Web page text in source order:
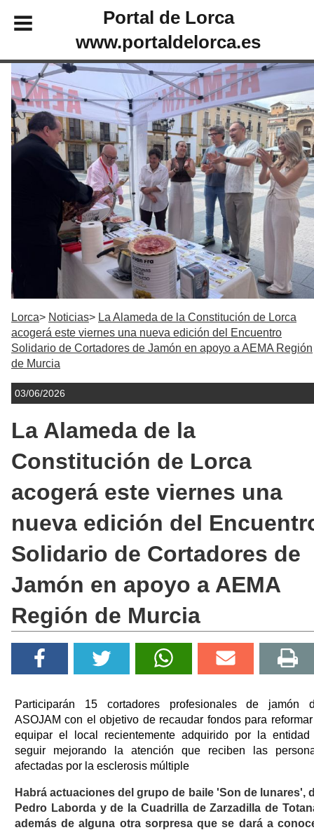
Portal de Lorca
www.portaldelorca.es
Lorca Noticias
La Alameda de la Constitución de Lorca
acogerá este viernes una nueva edición del Encuentro
Solidario de Cortadores de Jamón en apoyo a AEMA Región
de Murcia
03/06/2026
La Alameda de la
Constitución de Lorca
acogerá este viernes una
nueva edición del
Solidario de Cortadores de
Jamón en apoyo a AEMA
Región de Murcia
Participarán 15 cortadores profesionales de jamón
ASOJAM con el objetivo de recaudar fondos para
equipar el local recientemente adquirido por la
seguir mejorando la atención que reciben las
afectadas por la esclerosis múltiple
Habrá actuaciones del grupo de baile 'Son de lunares',
Pedro Laborda y de la Cuadrilla de Zarzadilla de
además de alguna otra sorpresa que se dará a